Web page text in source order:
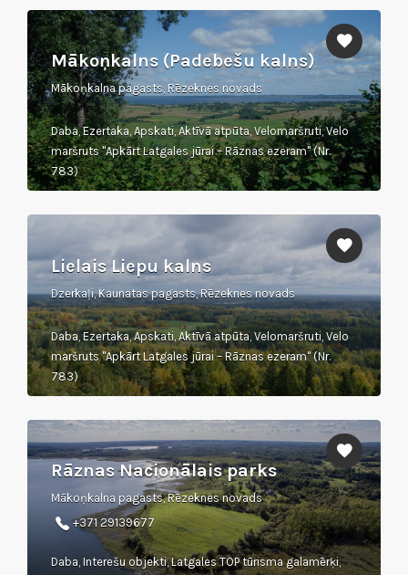
Mākoņkalns (Padebešu kalns)
Mākoņkalna pagasts, Rēzeknes novads
Daba, Ezertaka, Apskati, Aktīvā atpūta, Velomaršruti, Velo
maršruts "Apkārt Latgales jūrai – Rāznas ezeram" (Nr.
783)
Lielais Liepu kalns
Dzerkaļi, Kaunatas pagasts, Rēzeknes novads
Daba, Ezertaka, Apskati, Aktīvā atpūta, Velomaršruti, Velo
maršruts "Apkārt Latgales jūrai – Rāznas ezeram" (Nr.
783)
Rāznas Nacionālais parks
Mākoņkalna pagasts, Rēzeknes novads
+371 29139677
Daba, Interešu objekti, Latgales TOP tūrisma galamērķi,